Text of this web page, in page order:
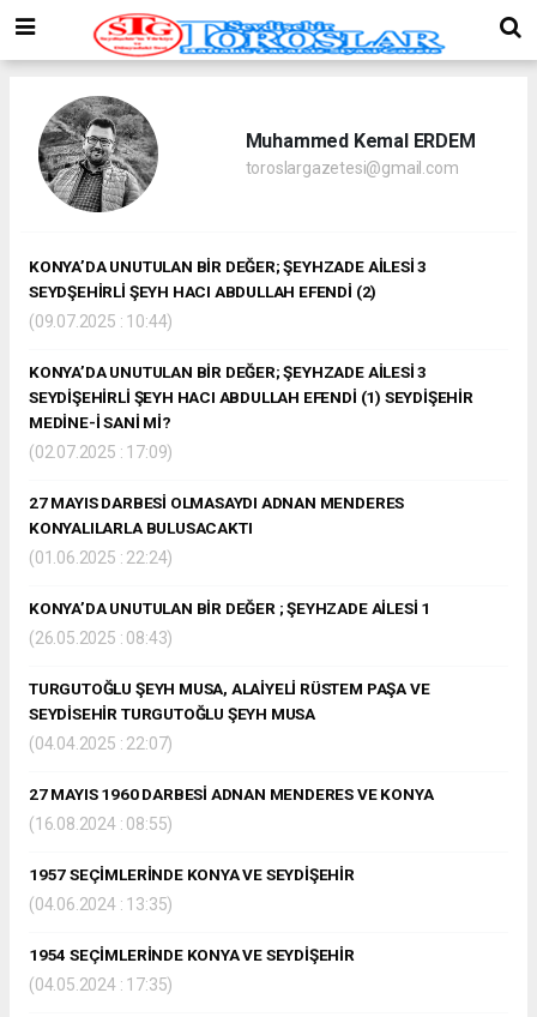
Muhammed Kemal ERDEM
toroslargazetesi@gmail.com
KONYA’DA UNUTULAN BİR DEĞER; ŞEYHZADE AİLESİ 3
SEYDŞEHİRLİ ŞEYH HACI ABDULLAH EFENDİ (2)
(09.07.2025 : 10:44)
KONYA’DA UNUTULAN BİR DEĞER; ŞEYHZADE AİLESİ 3
SEYDİŞEHİRLİ ŞEYH HACI ABDULLAH EFENDİ (1) SEYDİŞEHİR
MEDİNE-İ SANİ Mİ?
(02.07.2025 : 17:09)
27 MAYIS DARBESİ OLMASAYDI ADNAN MENDERES
KONYALILARLA BULUSACAKTI
(01.06.2025 : 22:24)
KONYA’DA UNUTULAN BİR DEĞER ; ŞEYHZADE AİLESİ 1
(26.05.2025 : 08:43)
TURGUTOĞLU ŞEYH MUSA, ALAİYELİ RÜSTEM PAŞA VE
SEYDİSEHİR TURGUTOĞLU ŞEYH MUSA
(04.04.2025 : 22:07)
27 MAYIS 1960 DARBESİ ADNAN MENDERES VE KONYA
(16.08.2024 : 08:55)
1957 SEÇİMLERİNDE KONYA VE SEYDİŞEHİR
(04.06.2024 : 13:35)
1954 SEÇİMLERİNDE KONYA VE SEYDİŞEHİR
(04.05.2024 : 17:35)